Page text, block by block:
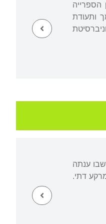
הספרייה
ותעודת
שבו ענתה
דתי.